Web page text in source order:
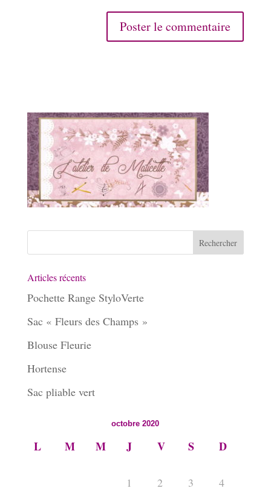
Articles récents
Pochette Range StyloVerte
Sac « Fleurs des Champs »
Blouse Fleurie
Hortense
Sac pliable vert
octobre 2020
L M M J V S D
1 2 3 4